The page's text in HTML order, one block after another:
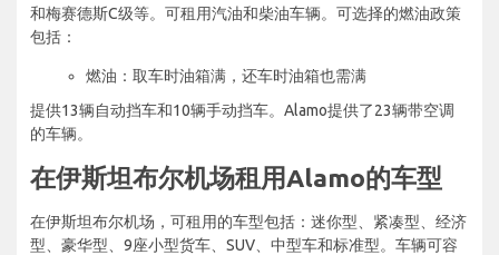
和梅赛德斯C级等。可租用汽油和柴油车辆。可选择的燃油政策
包括：
燃油：取车时油箱满，还车时油箱也需满
提供13辆自动挡车和10辆手动挡车。Alamo提供了23辆带空调
的车辆。
在伊斯坦布尔机场租用Alamo的车型
在伊斯坦布尔机场，可租用的车型包括：迷你型、紧凑型、经济
型、豪华型、9座小型货车、SUV、中型车和标准型。车辆可容